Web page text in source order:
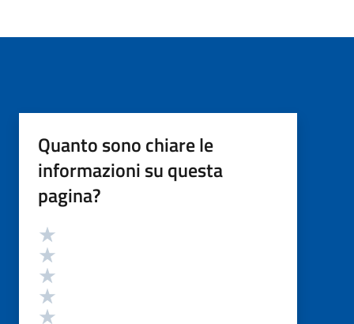
Quanto sono chiare le
informazioni su questa
pagina?
Valutazione